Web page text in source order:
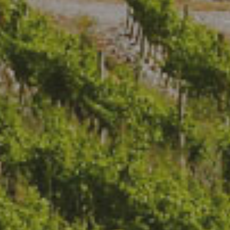
ВИНИФИКАЦИЯ
Ръчно бране. Алкохолна ферментация при
температура 16 градуса. Малолактична ферментация
при контролирана температура в съдове от
неръждаема стомана.
Отлежаване: на летви в традиционни кредови изби
ПОДХОДЯЩИ ХРАНИ
Риба, бели меса, меки сирена, пай, сладолед
ПОДОБНИ ПРОДУКТИ